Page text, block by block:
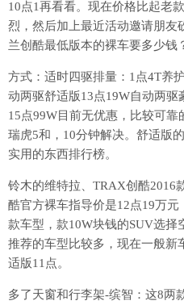
10点1再看看。现在价格比起老
烈，然后加上最近活动邀请朋友
兰创酷最低版本的裸车要多少钱
方式：适时四驱排量：1点4T养
动两驱舒适版13点19W自动两驱
15点99W目前无优惠，比较可靠
瑞虎5和，10分钟解决。舒适版
实用的东西排行榜。
铃木的维特拉、TRAX创酷2016
酷官方裸车指导价是12点19万
款车型，款10W块钱的SUV选择
推荐的车型比较多，现在一般新
适版11点。
多了天窗和行李架-缤智：这8两